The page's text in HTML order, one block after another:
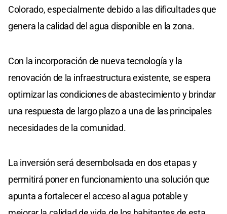
Colorado, especialmente debido a las dificultades que
genera la calidad del agua disponible en la zona.
Con la incorporación de nueva tecnología y la
renovación de la infraestructura existente, se espera
optimizar las condiciones de abastecimiento y brindar
una respuesta de largo plazo a una de las principales
necesidades de la comunidad.
La inversión será desembolsada en dos etapas y
permitirá poner en funcionamiento una solución que
apunta a fortalecer el acceso al agua potable y